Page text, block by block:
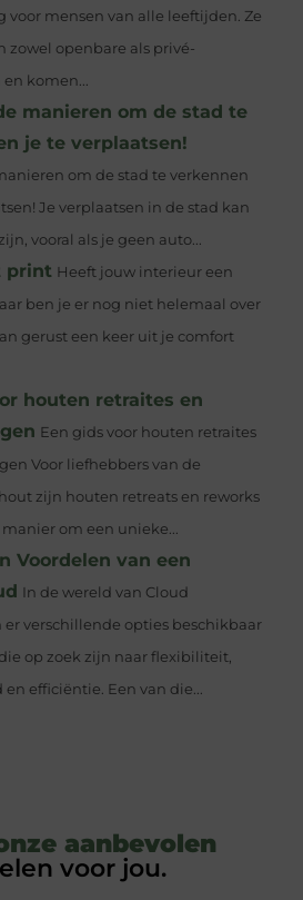
voor mensen van alle leeftijden. Ze
zowel openbare als privé-
komen...
manieren om de stad te
je te verplaatsen!
om de stad te verkennen
Je verplaatsen in de stad kan
vooral als je geen auto...
print Heeft jouw interieur een
ben je er nog niet helemaal over
gerust een keer uit je comfort
houten retraites en
Een gids voor houten retraites
Voor liefhebbers van de
zijn houten retreats en reworks
om een unieke...
Voordelen van een
In de wereld van Cloud
verschillende opties beschikbaar
op zoek zijn naar flexibiliteit,
efficiëntie. Een van die...
aanbevolen
voor jou.